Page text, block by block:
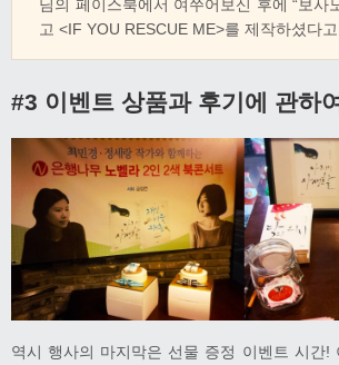
님의 페이스북에서 여쭈어보신 후에 “보사
고 <IF YOU RESCUE ME>를 제작하셨다고
#3 이벤트 상품과 후기에 관하여
역시 행사의 마지막은 선물 증정 이벤트 시간!